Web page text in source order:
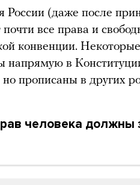
России (даже после
почти все права и
конвенции.
напрямую в
но прописаны в других
человека должны